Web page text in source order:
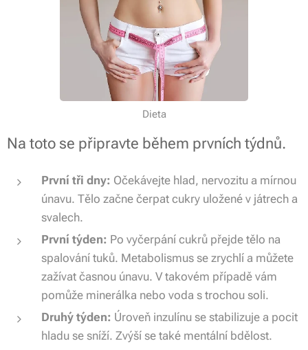
Dieta
Na toto se připravte během prvních týdnů.
První tři dny: Očekávejte hlad, nervozitu a mírnou
únavu. Tělo začne čerpat cukry uložené v játrech a
svalech.
První týden: Po vyčerpání cukrů přejde tělo na
spalování tuků. Metabolismus se zrychlí a můžete
zažívat časnou únavu. V takovém případě vám
pomůže minerálka nebo voda s trochou soli.
Druhý týden: Úroveň inzulínu se stabilizuje a pocit
hladu se sníží. Zvýší se také mentální bdělost.